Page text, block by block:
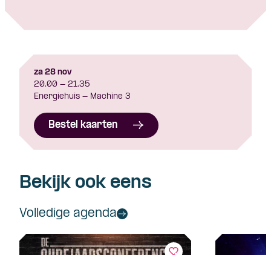
za 28 nov
20.00 - 21.35
Energiehuis - Machine 3
Bestel kaarten
Bekijk ook eens
Volledige agenda